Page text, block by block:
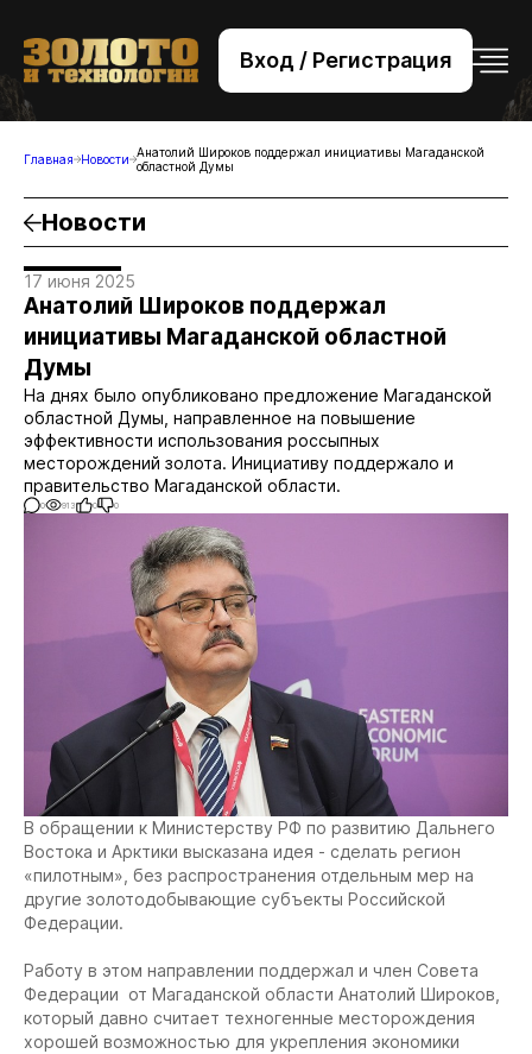
Вход / Регистрация
+7 (495) 221-76-32
bsv@zolteh.ru
Главная Новости Анатолий Широков поддержал инициативы Магаданской
областной Думы
Новости
17 июня 2025
Анатолий Широков поддержал
инициативы Магаданской областной
Думы
На днях было опубликовано предложение Магаданской
областной Думы, направленное на повышение
эффективности использования россыпных
месторождений золота. Инициативу поддержало и
правительство Магаданской области.
0 913 0 0
В обращении к Министерству РФ по развитию Дальнего
Востока и Арктики высказана идея - сделать регион
«пилотным», без распространения отдельным мер на
другие золотодобывающие субъекты Российской
Федерации.
Работу в этом направлении поддержал и член Совета
Федерации от Магаданской области Анатолий Широков,
который давно считает техногенные месторождения
хорошей возможностью для укрепления экономики